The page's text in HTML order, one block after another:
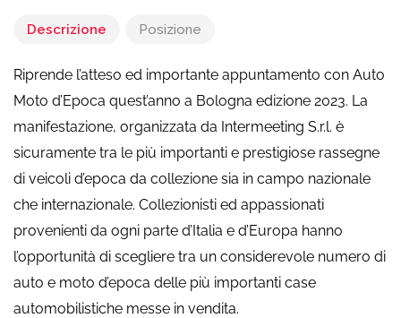
Descrizione Posizione
Riprende l’atteso ed importante appuntamento con Auto
Moto d’Epoca quest’anno a Bologna edizione 2023. La
manifestazione, organizzata da Intermeeting S.r.l. è
sicuramente tra le più importanti e prestigiose rassegne
di veicoli d’epoca da collezione sia in campo nazionale
che internazionale. Collezionisti ed appassionati
provenienti da ogni parte d’Italia e d’Europa hanno
l’opportunità di scegliere tra un considerevole numero di
auto e moto d’epoca delle più importanti case
automobilistiche messe in vendita.